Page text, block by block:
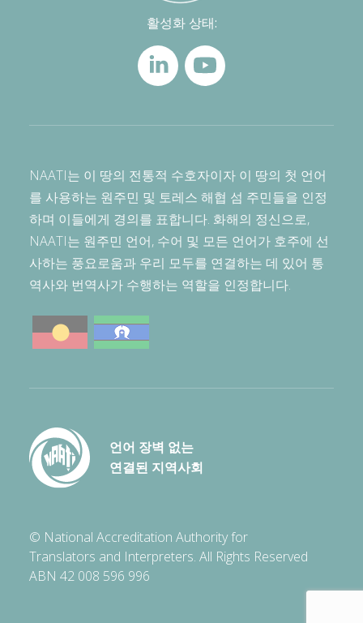
활성화 상태:
NAATI는 이 땅의 전통적 수호자이자 이 땅의 첫 언어
를 사용하는 원주민 및 토레스 해협 섬 주민들을 인정
하며 이들에게 경의를 표합니다. 화해의 정신으로,
NAATI는 원주민 언어, 수어 및 모든 언어가 호주에 선
사하는 풍요로움과 우리 모두를 연결하는 데 있어 통
역사와 번역사가 수행하는 역할을 인정합니다.
언어 장벽 없는
연결된 지역사회
© National Accreditation Authority for
Translators and Interpreters. All Rights Reserved
ABN 42 008 596 996